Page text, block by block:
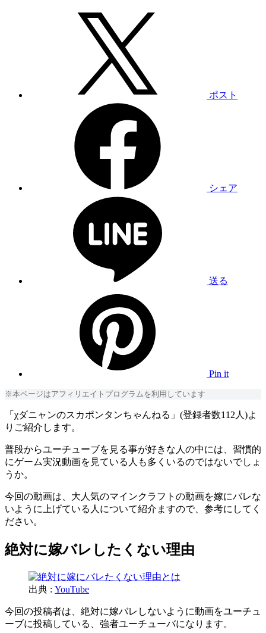
ポスト
シェア
送る
Pin it
※本ページはアフィリエイトプログラムを利用しています
「χダニャンのスカポンタンちゃんねる」(登録者数112人)よ
りご紹介します。
普段からユーチューブを見る事が好きな人の中には、習慣的
にゲーム実況動画を見ている人も多くいるのではないでしょ
うか。
今回の動画は、大人気のマインクラフトの動画を嫁にバレな
いように上げている人について紹介ますので、参考にしてく
ださい。
絶対に嫁バレしたくない理由
出典 : YouTube
今回の投稿者は、絶対に嫁バレしないように動画をユーチュ
ーブに投稿している、強者ユーチューバになります。